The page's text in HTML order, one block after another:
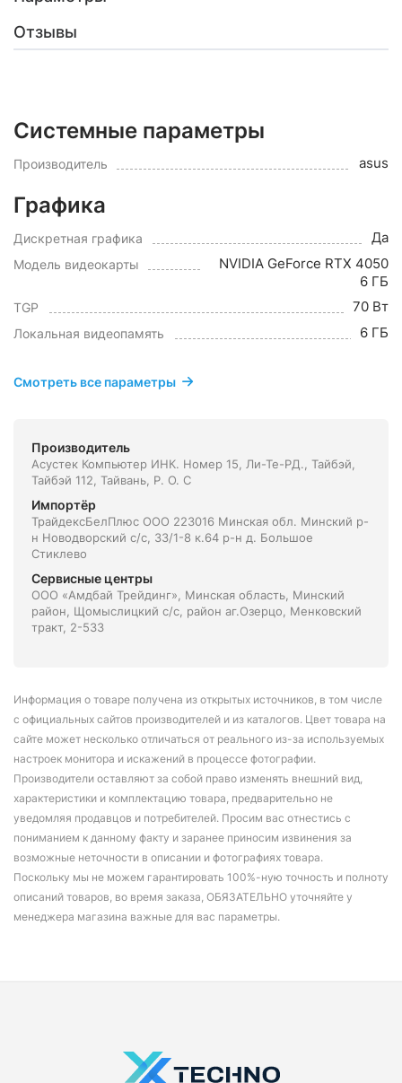
Отзывы
Системные параметры
Производитель asus
Графика
Дискретная графика Да
Модель видеокарты
NVIDIA GeForce RTX 4050
6 ГБ
TGP 70 Вт
Локальная видеопамять 6 ГБ
Смотреть все параметры
Производитель
Асустек Компьютер ИНК. Номер 15, Ли-Те-РД., Тайбэй,
Тайбэй 112, Тайвань, Р. О. С
Импортёр
ТрайдексБелПлюс ООО 223016 Минская обл. Минский р-
н Новодворский с/с, 33/1-8 к.64 р-н д. Большое
Стиклево
Сервисные центры
ООО «Амдбай Трейдинг», Минская область, Минский
район, Щомыслицкий с/с, район аг.Озерцо, Менковский
тракт, 2-533
Информация о товаре получена из открытых источников, в том числе
с официальных сайтов производителей и из каталогов. Цвет товара на
сайте может несколько отличаться от реального из-за используемых
настроек монитора и искажений в процессе фотографии.
Производители оставляют за собой право изменять внешний вид,
характеристики и комплектацию товара, предварительно не
уведомляя продавцов и потребителей. Просим вас отнестись с
пониманием к данному факту и заранее приносим извинения за
возможные неточности в описании и фотографиях товара.
Поскольку мы не можем гарантировать 100%-ную точность и полноту
описаний товаров, во время заказа, ОБЯЗАТЕЛЬНО уточняйте у
менеджера магазина важные для вас параметры.